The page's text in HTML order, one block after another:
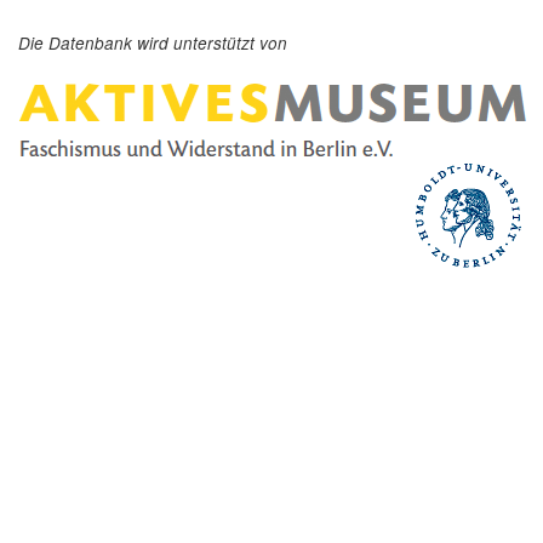
Die Datenbank wird unterstützt von